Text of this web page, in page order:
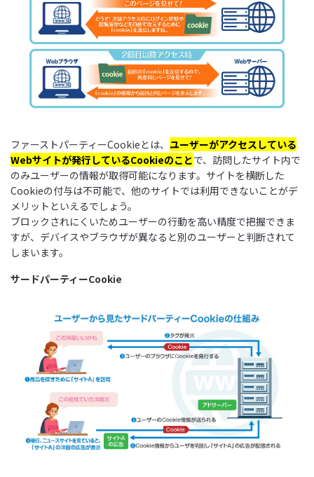
ファーストパーティーCookieとは、 ユーザーがアクセスしている
Webサイトが発行しているCookieのことで、訪問したサイト内で
のみユーザーの情報が取得可能になります。サイトを横断した
Cookieの付与は不可能で、他のサイトでは利用できないことがデ
メリットといえるでしょう。
ブロックされにくいためユーザーの行動を高い精度で把握できま
すが、デバイスやブラウザが異なると別のユーザーと判断されて
しまいます。
サードパーティーCookie